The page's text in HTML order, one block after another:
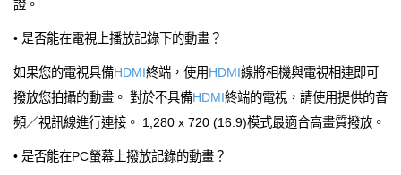
證。
• 是否能在電視上播放記錄下的動畫？
如果您的電視具備HDMI終端，使用HDMI線將相機與電視相連即可
撥放您拍攝的動畫。 對於不具備HDMI終端的電視，請使用提供的音
頻／視訊線進行連接。 1,280 x 720 (16:9)模式最適合高畫質撥放。
• 是否能在PC螢幕上撥放記錄的動畫？